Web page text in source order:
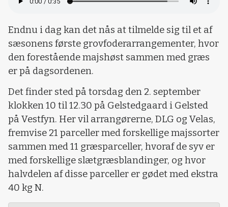
Endnu i dag kan det nås at tilmelde sig til et af
sæsonens første grovfoderarrangementer, hvor
den forestående majshøst sammen med græs
er på dagsordenen.
Det finder sted på torsdag den 2. september
klokken 10 til 12.30 på Gelstedgaard i Gelsted
på Vestfyn. Her vil arrangørerne, DLG og Velas,
fremvise 21 parceller med forskellige majssorter
sammen med 11 græsparceller, hvoraf de syv er
med forskellige slætgræsblandinger, og hvor
halvdelen af disse parceller er gødet med ekstra
40 kg N.